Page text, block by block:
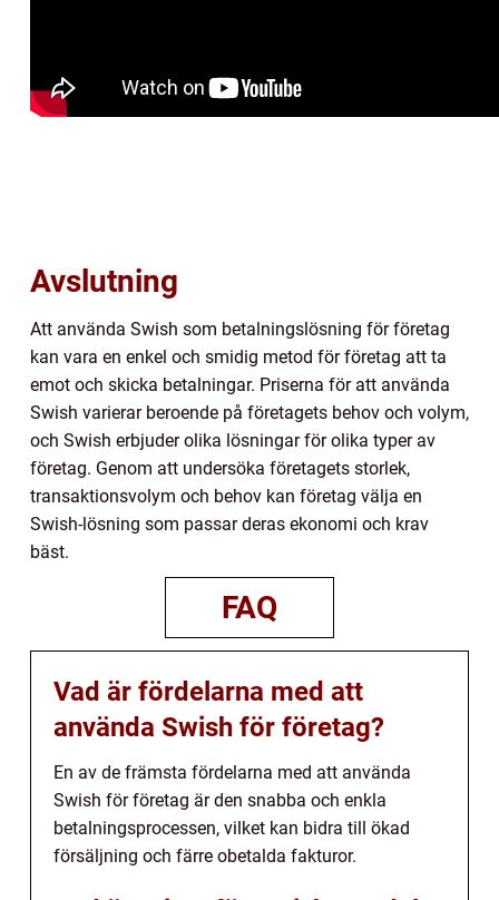
Avslutning
Att använda Swish som betalningslösning för företag
kan vara en enkel och smidig metod för företag att ta
emot och skicka betalningar. Priserna för att använda
Swish varierar beroende på företagets behov och volym,
och Swish erbjuder olika lösningar för olika typer av
företag. Genom att undersöka företagets storlek,
transaktionsvolym och behov kan företag välja en
Swish-lösning som passar deras ekonomi och krav
bäst.
FAQ
Vad är fördelarna med att
använda Swish för företag?
En av de främsta fördelarna med att använda
Swish för företag är den snabba och enkla
betalningsprocessen, vilket kan bidra till ökad
försäljning och färre obetalda fakturor.